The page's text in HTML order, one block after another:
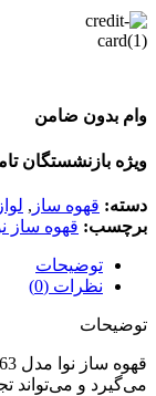
وام بدون ضامن
ویژه بازنشستگان
دسته: قهوه ساز ,
برچسب: قهوه ساز
توضیحات
نظرات (0)
توضیحات
می‌گیرد و می‌تواند